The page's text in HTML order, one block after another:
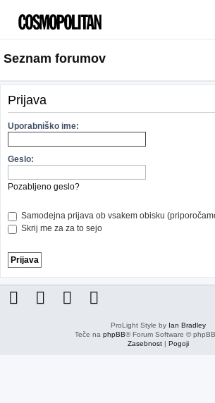
Seznam forumov
Prijava
Uporabniško ime:
Geslo:
Pozabljeno geslo?
Samodejna prijava ob vsakem obisku
Skrij me za za to sejo
ProLight Style by Ian Bradley
Teče na phpBB® Forum Software ©
Zasebnost| Pogoji